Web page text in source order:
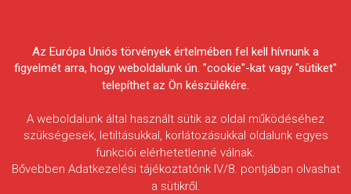
Egyesületek Szövetsége
Az Európa Uniós törvények értelmében fel kell hívnunk a
figyelmét arra, hogy weboldalunk ún. "cookie"-kat vagy "sütiket"
telepíthet az Ön készülékére.
A weboldalunk által használt sütik az oldal működéséhez
szükségesek, letiltásukkal, korlátozásukkal oldalunk egyes
funkciói elérhetetlenné válnak.
Bővebben Adatkezelési tájékoztatónk IV/8. pontjában olvashat
a sütikről.